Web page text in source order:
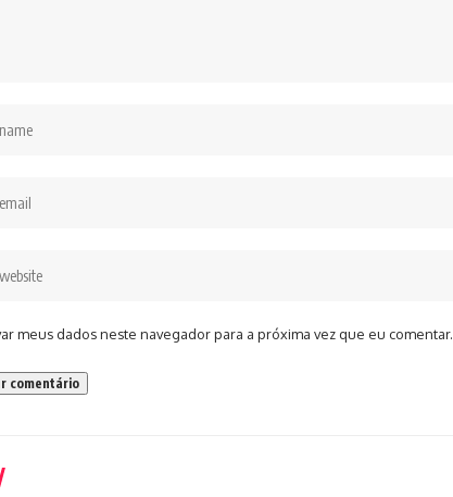
meus dados neste navegador para a próxima vez que eu comentar.